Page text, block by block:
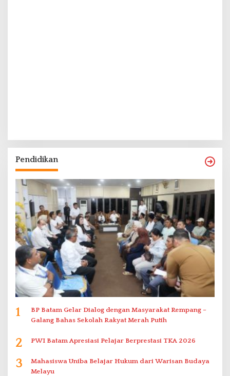
Pendidikan
1
BP Batam Gelar Dialog dengan Masyarakat Rempang –
Galang Bahas Sekolah Rakyat Merah Putih
2 PWI Batam Apresiasi Pelajar Berprestasi TKA 2026
3
Mahasiswa Uniba Belajar Hukum dari Warisan Budaya
Melayu